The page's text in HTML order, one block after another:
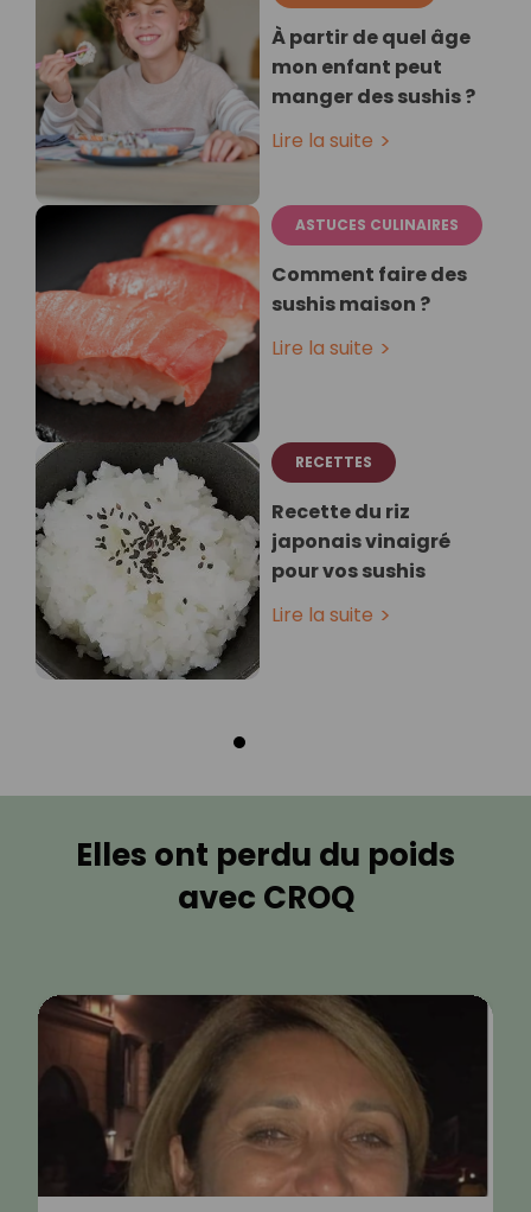
À partir de quel âge
mon enfant peut
manger des sushis ?
Lire la suite
ASTUCES CULINAIRES
Comment faire des
sushis maison ?
Lire la suite
RECETTES
Recette du riz
japonais vinaigré
pour vos sushis
Lire la suite
Elles ont perdu du poids
avec CROQ